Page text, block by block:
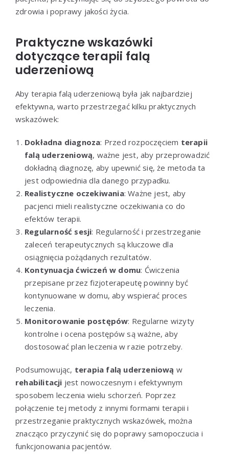
zdrowia i poprawy jakości życia.
Praktyczne wskazówki
dotyczące terapii falą
uderzeniową
Aby terapia falą uderzeniową była jak najbardziej
efektywna, warto przestrzegać kilku praktycznych
wskazówek:
Dokładna diagnoza: Przed rozpoczęciem terapii
falą uderzeniową, ważne jest, aby przeprowadzić
dokładną diagnozę, aby upewnić się, że metoda ta
jest odpowiednia dla danego przypadku.
Realistyczne oczekiwania: Ważne jest, aby
pacjenci mieli realistyczne oczekiwania co do
efektów terapii.
Regularność sesji: Regularność i przestrzeganie
zaleceń terapeutycznych są kluczowe dla
osiągnięcia pożądanych rezultatów.
Kontynuacja ćwiczeń w domu: Ćwiczenia
przepisane przez fizjoterapeutę powinny być
kontynuowane w domu, aby wspierać proces
leczenia.
Monitorowanie postępów: Regularne wizyty
kontrolne i ocena postępów są ważne, aby
dostosować plan leczenia w razie potrzeby.
Podsumowując, terapia falą uderzeniową w
rehabilitacji jest nowoczesnym i efektywnym
sposobem leczenia wielu schorzeń. Poprzez
połączenie tej metody z innymi formami terapii i
przestrzeganie praktycznych wskazówek, można
znacząco przyczynić się do poprawy samopoczucia i
funkcjonowania pacjentów.